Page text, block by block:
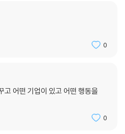
0
고 어떤 기업이 있고 어떤 행동을
0